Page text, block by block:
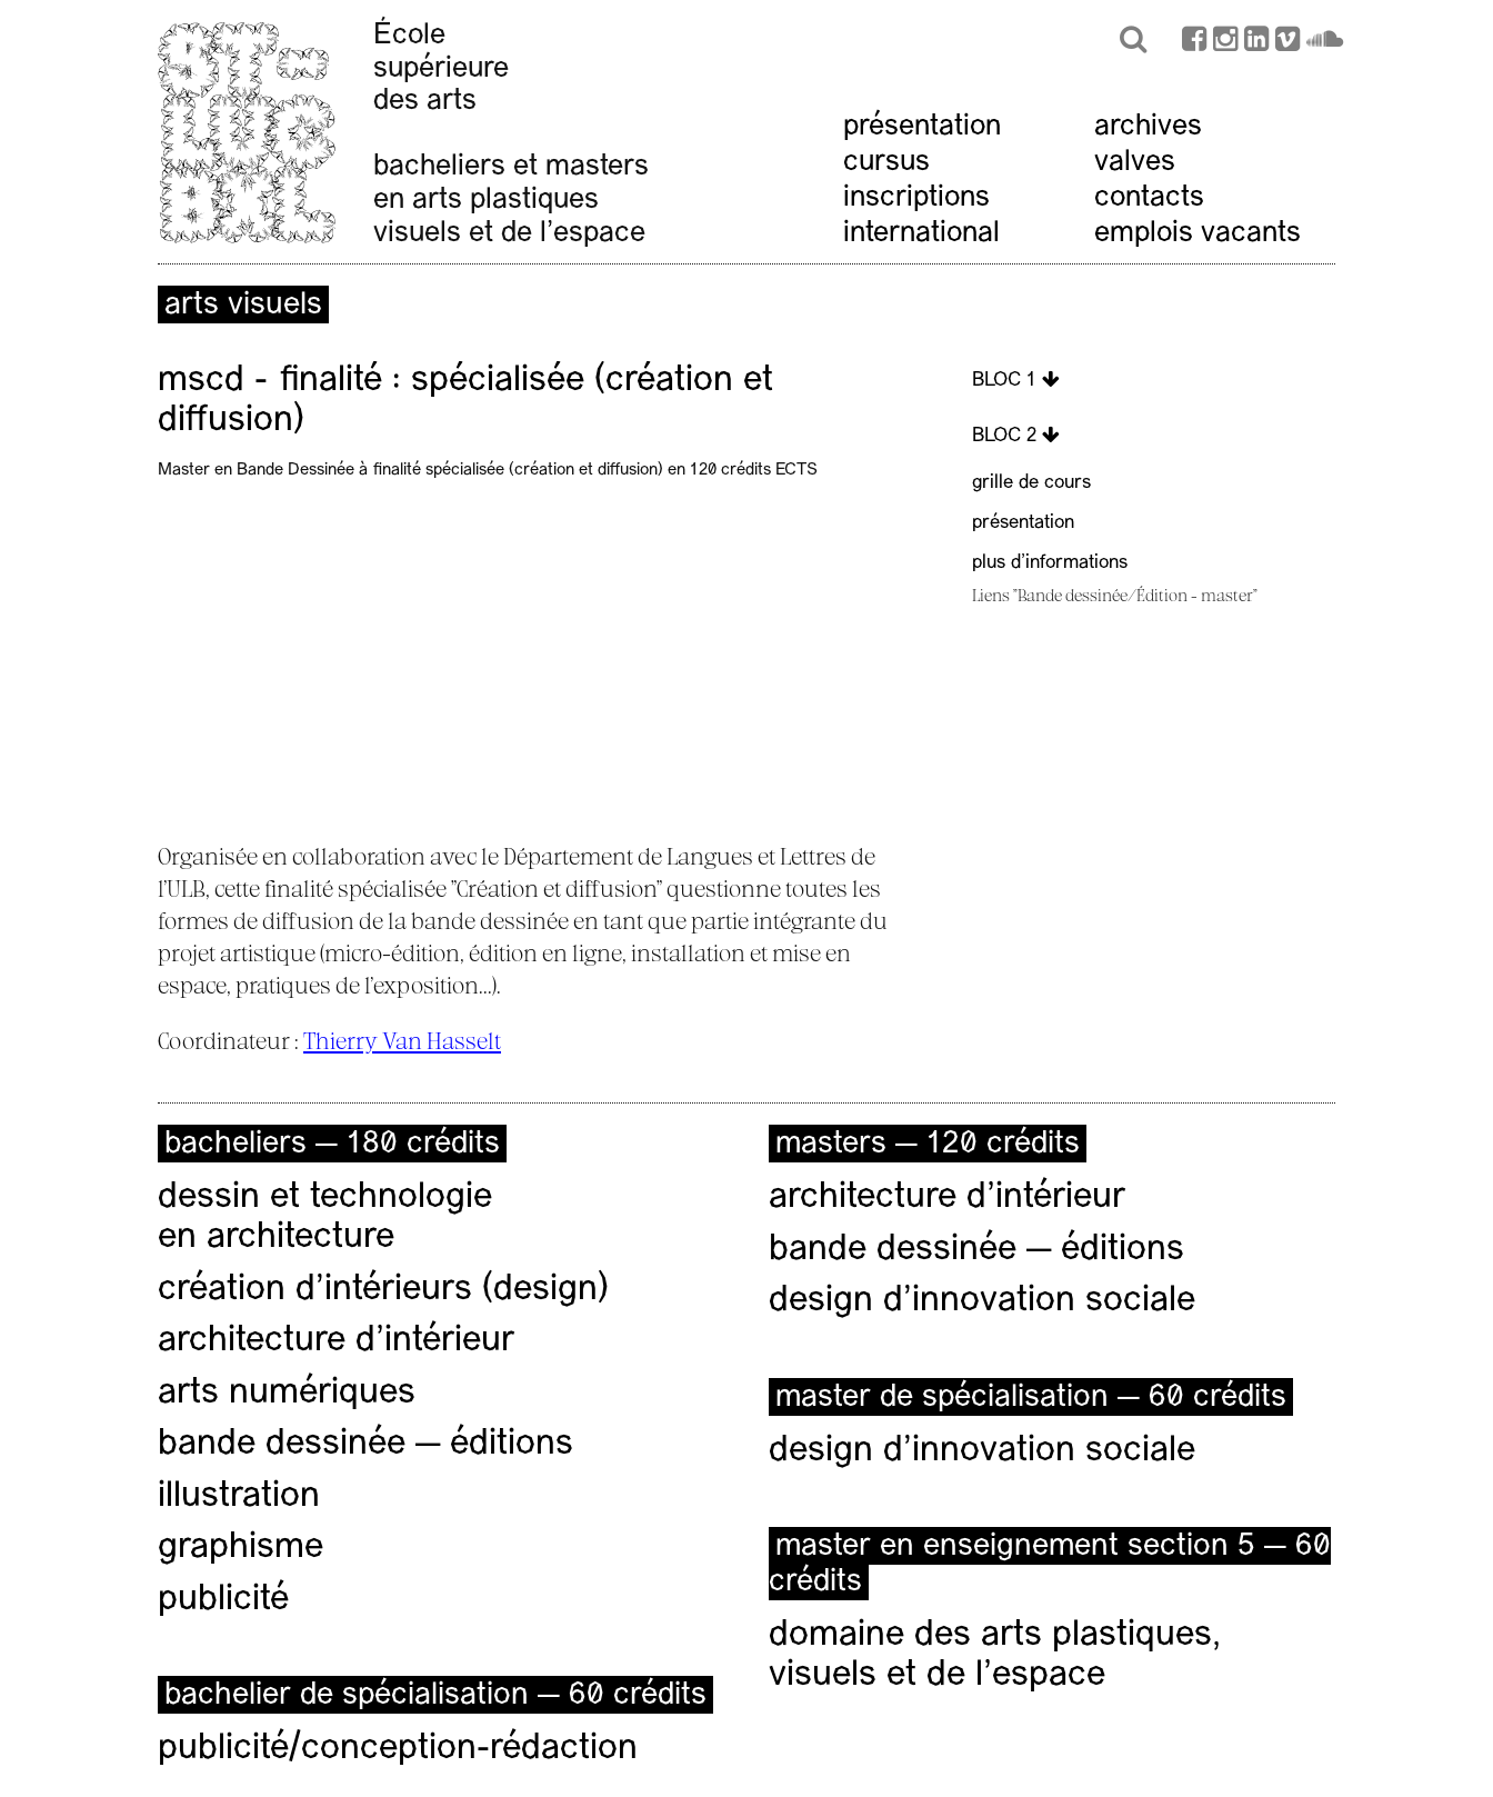
École
supérieure
des arts
bacheliers et masters
en arts plastiques
visuels et de l'espace
présentation
cursus
inscriptions
international
archives
valves
contacts
emplois vacants
arts visuels
mscd - finalité : spécialisée (création et
diffusion)
Master en Bande Dessinée à finalité spécialisée (création et diffusion) en 120 crédits ECTS
Organisée en collaboration avec le Département de Langues et Lettres de
l’ULB, cette finalité spécialisée "Création et diffusion" questionne toutes les
formes de diffusion de la bande dessinée en tant que partie intégrante du
projet artistique (micro-édition, édition en ligne, installation et mise en
espace, pratiques de l’exposition...).
Coordinateur : Thierry Van Hasselt
BLOC 1
BLOC 2
grille de cours
présentation
plus d'informations
Liens "Bande dessinée/Édition - master"
bacheliers — 180 crédits
dessin et technologie
en architecture
création d'intérieurs (design)
architecture d’intérieur
arts numériques
bande dessinée — éditions
illustration
graphisme
publicité
bachelier de spécialisation — 60 crédits
publicité/conception-rédaction
masters — 120 crédits
architecture d’intérieur
bande dessinée — éditions
design d'innovation sociale
master de spécialisation — 60 crédits
design d'innovation sociale
master en enseignement section 5 — 60
crédits
domaine des arts plastiques,
visuels et de l’espace